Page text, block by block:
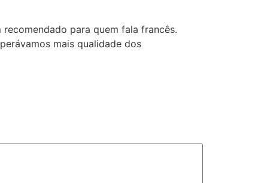
para quem fala francês.
mais qualidade dos